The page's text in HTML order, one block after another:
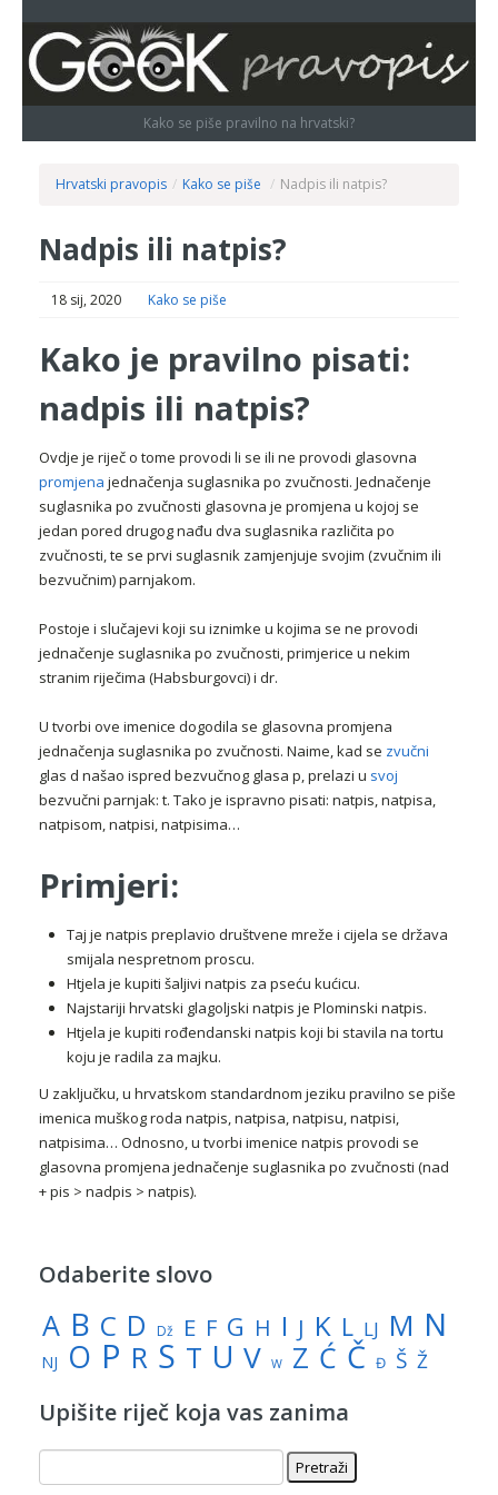
Kako se piše pravilno na hrvatski?
Hrvatski pravopis / Kako se piše / Nadpis ili natpis?
Nadpis ili natpis?
18 sij, 2020 Kako se piše
Kako je pravilno pisati:
nadpis ili natpis?
Ovdje je riječ o tome provodi li se ili ne provodi glasovna
promjena jednačenja suglasnika po zvučnosti. Jednačenje
suglasnika po zvučnosti glasovna je promjena u kojoj se
jedan pored drugog nađu dva suglasnika različita po
zvučnosti, te se prvi suglasnik zamjenjuje svojim (zvučnim ili
bezvučnim) parnjakom.
Postoje i slučajevi koji su iznimke u kojima se ne provodi
jednačenje suglasnika po zvučnosti, primjerice u nekim
stranim riječima (Habsburgovci) i dr.
U tvorbi ove imenice dogodila se glasovna promjena
jednačenja suglasnika po zvučnosti. Naime, kad se zvučni
glas d našao ispred bezvučnog glasa p, prelazi u svoj
bezvučni parnjak: t. Tako je ispravno pisati: natpis, natpisa,
natpisom, natpisi, natpisima…
Primjeri:
Taj je natpis preplavio društvene mreže i cijela se država
smijala nespretnom proscu.
Htjela je kupiti šaljivi natpis za pseću kućicu.
Najstariji hrvatski glagoljski natpis je Plominski natpis.
Htjela je kupiti rođendanski natpis koji bi stavila na tortu
koju je radila za majku.
U zaključku, u hrvatskom standardnom jeziku pravilno se piše
imenica muškog roda natpis, natpisa, natpisu, natpisi,
natpisima… Odnosno, u tvorbi imenice natpis provodi se
glasovna promjena jednačenje suglasnika po zvučnosti (nad
+ pis > nadpis > natpis).
Odaberite slovo
A B C D Dž E F G H I J K L LJ M N
NJ O P R S T U V W Z Ć Č Đ Š Ž
Upišite riječ koja vas zanima